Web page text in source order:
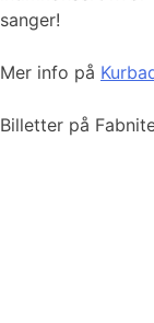
sanger!
Mer info på
Billetter på